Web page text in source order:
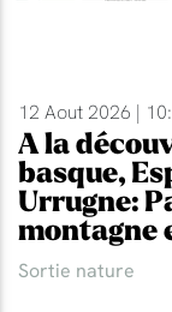
12 Aout 2026 |
A la
basque,
Urrugne:
montagne
Sortie nature